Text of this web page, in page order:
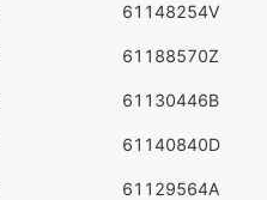
61148254V
61188570Z
61130446B
61140840D
61129564A